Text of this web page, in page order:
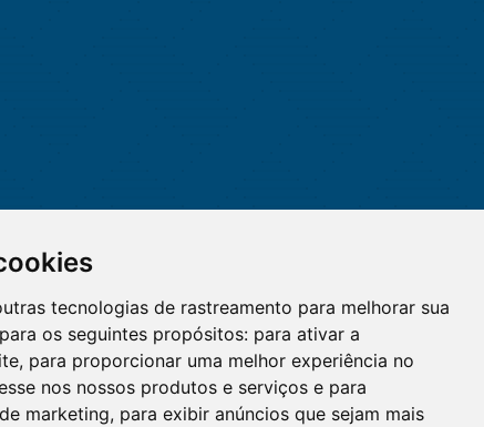
tecnologias de rastreamento para melhorar sua
os seguintes propósitos: para ativar a
, para proporcionar uma melhor experiência no
nos nossos produtos e serviços e para
marketing, para exibir anúncios que sejam mais
O WhatsApp é o principal canal
de atendimento do Coren-DF.